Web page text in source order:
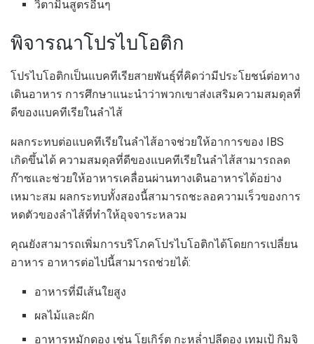
วิตามินสูตรอื่นๆ
พิจารณาโปรไบโอติก
โปรไบโอติกเป็นแบคทีเรียสายพันธุ์ที่คิดว่ามีประโยชน์ต่อทาง
เดินอาหาร การศึกษาแนะนำว่าพวกเขาส่งเสริมความสมดุลที่
ดีของแบคทีเรียในลำไส้
ผลกระทบต่อแบคทีเรียในลำไส้อาจช่วยให้อาการของ IBS
เกิดขึ้นได้ ความสมดุลที่ดีของแบคทีเรียในลำไส้สามารถลด
ก๊าซและช่วยให้อาหารเคลื่อนผ่านทางเดินอาหารได้อย่าง
เหมาะสม ผลกระทบทั้งสองนี้สามารถชะลอความเร็วของการ
หดตัวของลำไส้ที่ทำให้อุจจาระหลวม
คุณยังสามารถเพิ่มการบริโภคโปรไบโอติกได้โดยการเปลี่ยน
อาหาร อาหารต่อไปนี้สามารถช่วยได้:
อาหารที่มีเส้นใยสูง
ผลไม้และผัก
อาหารหมักดอง เช่น โยเกิร์ต กะหล่ำปลีดอง เทมเป้ กิมจิ